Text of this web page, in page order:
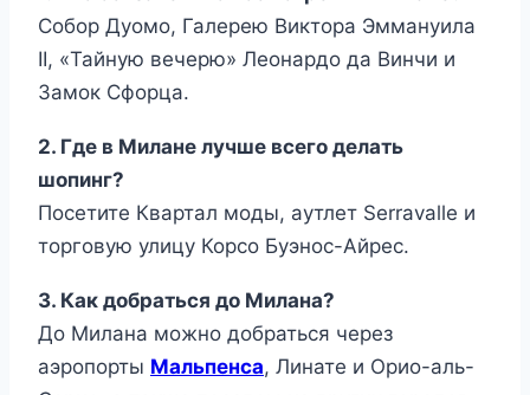
Собор Дуомо, Галерею Виктора Эммануила
II, «Тайную вечерю» Леонардо да Винчи и
Замок Сфорца.
2. Где в Милане лучше всего делать
шопинг?
Посетите Квартал моды, аутлет Serravalle и
торговую улицу Корсо Буэнос-Айрес.
3. Как добраться до Милана?
До Милана можно добраться через
аэропорты Мальпенса, Линате и Орио-аль-